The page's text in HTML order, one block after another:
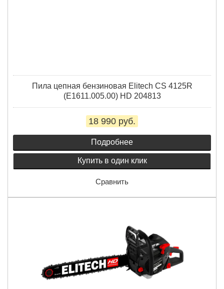
Пила цепная бензиновая Elitech CS 4125R
(E1611.005.00) HD 204813
18 990 руб.
Подробнее
Купить в один клик
Сравнить